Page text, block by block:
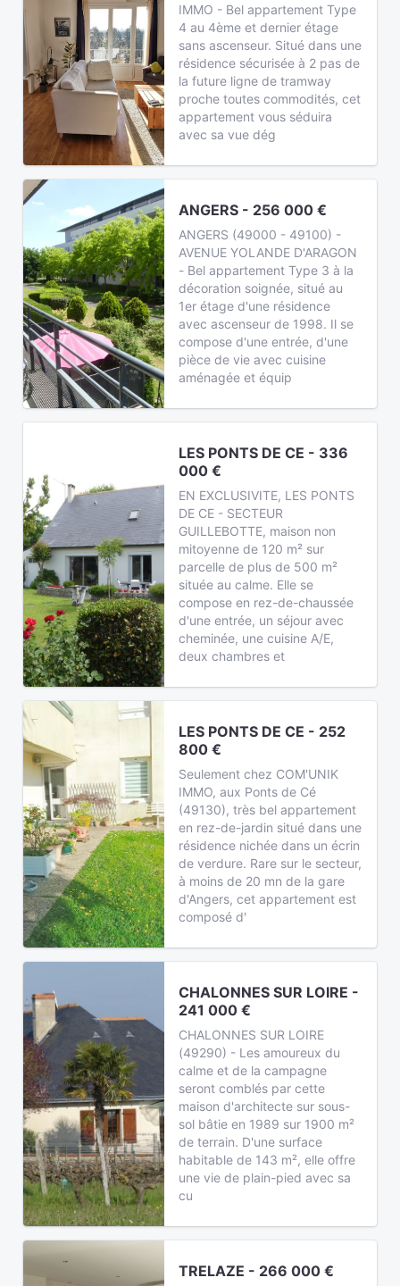
IMMO - Bel appartement Type
4 au 4ème et dernier étage
sans ascenseur. Situé dans une
résidence sécurisée à 2 pas de
la future ligne de tramway
proche toutes commodités, cet
appartement vous séduira
avec sa vue dég
ANGERS - 256 000 €
ANGERS (49000 - 49100) -
AVENUE YOLANDE D'ARAGON
- Bel appartement Type 3 à la
décoration soignée, situé au
1er étage d'une résidence
avec ascenseur de 1998. Il se
compose d'une entrée, d'une
pièce de vie avec cuisine
aménagée et équip
LES PONTS DE CE - 336
000 €
EN EXCLUSIVITE, LES PONTS
DE CE - SECTEUR
GUILLEBOTTE, maison non
mitoyenne de 120 m² sur
parcelle de plus de 500 m²
située au calme. Elle se
compose en rez-de-chaussée
d'une entrée, un séjour avec
cheminée, une cuisine A/E,
deux chambres et
LES PONTS DE CE - 252
800 €
Seulement chez COM'UNIK
IMMO, aux Ponts de Cé
(49130), très bel appartement
en rez-de-jardin situé dans une
résidence nichée dans un écrin
de verdure. Rare sur le secteur,
à moins de 20 mn de la gare
d'Angers, cet appartement est
composé d'
CHALONNES SUR LOIRE -
241 000 €
CHALONNES SUR LOIRE
(49290) - Les amoureux du
calme et de la campagne
seront comblés par cette
maison d'architecte sur sous-
sol bâtie en 1989 sur 1900 m²
de terrain. D'une surface
habitable de 143 m², elle offre
une vie de plain-pied avec sa
cu
TRELAZE - 266 000 €